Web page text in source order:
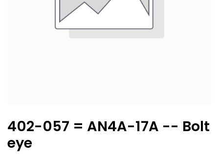
402-057 = AN4A-17A -- Bolt
eye